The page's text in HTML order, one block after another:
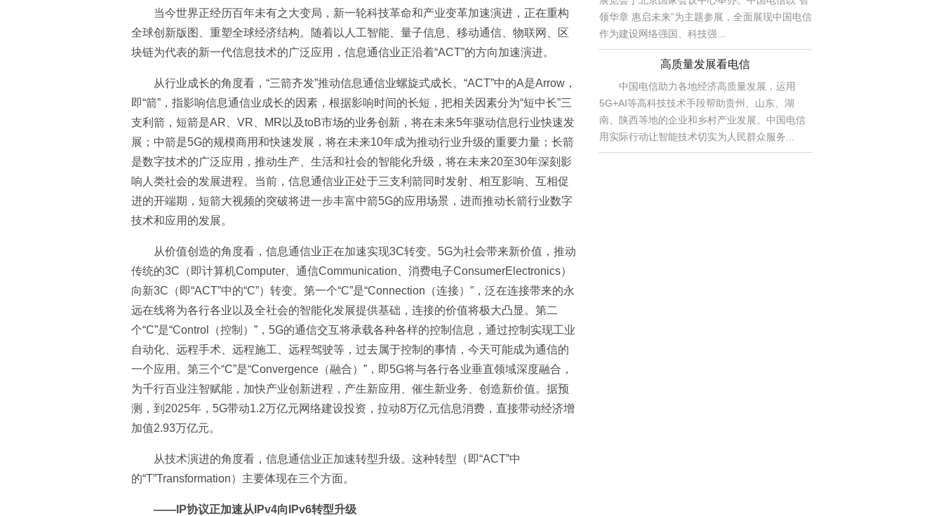
当今世界正经历百年未有之大变局，新一轮科技革命和产业变革加速演进，正在重构
全球创新版图、重塑全球经济结构。随着以人工智能、量子信息、移动通信、物联网、区
块链为代表的新一代信息技术的广泛应用，信息通信业正沿着“ACT”的方向加速演进。
从行业成长的角度看，“三箭齐发”推动信息通信业螺旋式成长。“ACT”中的A是Arrow，
即“箭”，指影响信息通信业成长的因素，根据影响时间的长短，把相关因素分为“短中长”三
支利箭，短箭是AR、VR、MR以及toB市场的业务创新，将在未来5年驱动信息行业快速发
展；中箭是5G的规模商用和快速发展，将在未来10年成为推动行业升级的重要力量；长箭
是数字技术的广泛应用，推动生产、生活和社会的智能化升级，将在未来20至30年深刻影
响人类社会的发展进程。当前，信息通信业正处于三支利箭同时发射、相互影响、互相促
进的开端期，短箭大视频的突破将进一步丰富中箭5G的应用场景，进而推动长箭行业数字
技术和应用的发展。
从价值创造的角度看，信息通信业正在加速实现3C转变。5G为社会带来新价值，推动
传统的3C（即计算机Computer、通信Communication、消费电子ConsumerElectronics）
向新3C（即“ACT”中的“C”）转变。第一个“C”是“Connection（连接）”，泛在连接带来的永
远在线将为各行各业以及全社会的智能化发展提供基础，连接的价值将极大凸显。第二
个“C”是“Control（控制）”，5G的通信交互将承载各种各样的控制信息，通过控制实现工业
自动化、远程手术、远程施工、远程驾驶等，过去属于控制的事情，今天可能成为通信的
一个应用。第三个“C”是“Convergence（融合）”，即5G将与各行各业垂直领域深度融合，
为千行百业注智赋能，加快产业创新进程，产生新应用、催生新业务、创造新价值。据预
测，到2025年，5G带动1.2万亿元网络建设投资，拉动8万亿元信息消费，直接带动经济增
加值2.93万亿元。
从技术演进的角度看，信息通信业正加速转型升级。这种转型（即“ACT”中
的“T”Transformation）主要体现在三个方面。
——IP协议正加速从IPv4向IPv6转型升级
领华章 惠启未来”为主题参展，全面展现中国电信
作为建设网络强国、科技强...
高质量发展看电信
中国电信助力各地经济高质量发展，运用
5G+AI等高科技技术手段帮助贵州、山东、湖
南、陕西等地的企业和乡村产业发展。中国电信
用实际行动让智能技术切实为人民群众服务...